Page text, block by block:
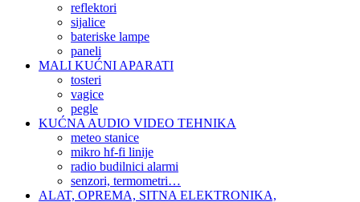
reflektori
sijalice
bateriske lampe
paneli
MALI KUĆNI APARATI
tosteri
vagice
pegle
KUĆNA AUDIO VIDEO TEHNIKA
meteo stanice
mikro hf-fi linije
radio budilnici alarmi
senzori, termometri…
ALAT, OPREMA, SITNA ELEKTRONIKA,